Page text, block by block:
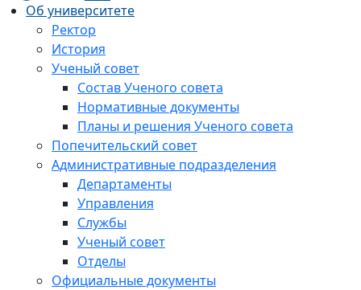
Об университете
Ректор
История
Ученый совет
Состав Ученого совета
Нормативные документы
Планы и решения Ученого совета
Попечительский совет
Административные подразделения
Департаменты
Управления
Службы
Ученый совет
Отделы
Официальные документы